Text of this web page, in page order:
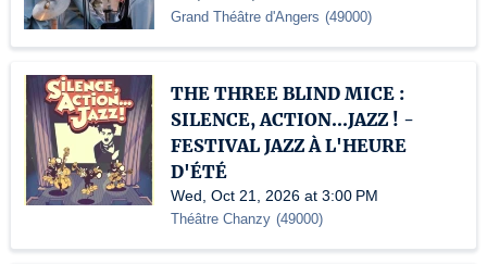
Grand Théâtre d'Angers (49000)
THE THREE BLIND MICE :
SILENCE, ACTION...JAZZ ! -
FESTIVAL JAZZ À L'HEURE
D'ÉTÉ
Wed, Oct 21, 2026 at 3:00 PM
Théâtre Chanzy (49000)